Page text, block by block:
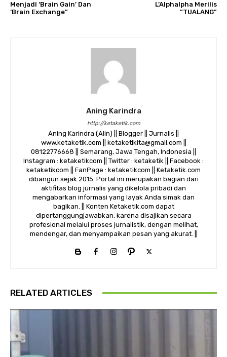
Menjadi ‘Brain Gain’ Dan
‘Brain Exchange”
L’Alphalpha Merilis
“TUALANG”
Aning Karindra
http://ketaketik.com
Aning Karindra (Alin) || Blogger || Jurnalis ||
www.ketaketik.com || ketaketikita@gmail.com ||
08122776668 || Semarang, Jawa Tengah, Indonesia ||
Instagram : ketaketikcom || Twitter : ketaketik || Facebook :
ketaketikcom || FanPage : ketaketikcom || Ketaketik.com
dibangun sejak 2015. Portal ini merupakan bagian dari
aktifitas blog jurnalis yang dikelola pribadi dan
mengabarkan informasi yang layak Anda simak dan
bagikan. || Konten Ketaketik.com dapat
dipertanggungjawabkan, karena disajikan secara
profesional melalui proses jurnalistik, dengan melihat,
mendengar, dan menyampaikan pesan yang akurat. ||
RELATED ARTICLES